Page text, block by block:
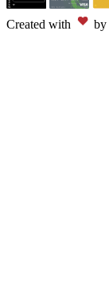
Created with by